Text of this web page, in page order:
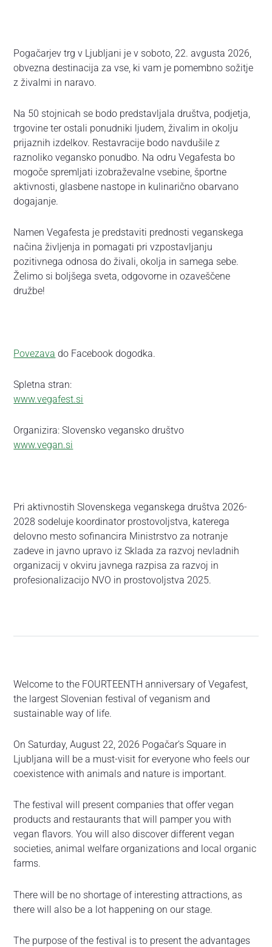
Pogačarjev trg v Ljubljani je v soboto, 22. avgusta 2026,
obvezna destinacija za vse, ki vam je pomembno sožitje
z živalmi in naravo.
Na 50 stojnicah se bodo predstavljala društva, podjetja,
trgovine ter ostali ponudniki ljudem, živalim in okolju
prijaznih izdelkov. Restavracije bodo navdušile z
raznoliko vegansko ponudbo. Na odru Vegafesta bo
mogoče spremljati izobraževalne vsebine, športne
aktivnosti, glasbene nastope in kulinarično obarvano
dogajanje.
Namen Vegafesta je predstaviti prednosti veganskega
načina življenja in pomagati pri vzpostavljanju
pozitivnega odnosa do živali, okolja in samega sebe.
Želimo si boljšega sveta, odgovorne in ozaveščene
družbe!
Povezava do Facebook dogodka.
Spletna stran:
www.vegafest.si
Organizira: Slovensko vegansko društvo
www.vegan.si
Pri aktivnostih Slovenskega veganskega društva 2026-
2028 sodeluje koordinator prostovoljstva, katerega
delovno mesto sofinancira Ministrstvo za notranje
zadeve in javno upravo iz Sklada za razvoj nevladnih
organizacij v okviru javnega razpisa za razvoj in
profesionalizacijo NVO in prostovoljstva 2025.
Welcome to the FOURTEENTH anniversary of Vegafest,
the largest Slovenian festival of veganism and
sustainable way of life.
On Saturday, August 22, 2026 Pogačar’s Square in
Ljubljana will be a must-visit for everyone who feels our
coexistence with animals and nature is important.
The festival will present companies that offer vegan
products and restaurants that will pamper you with
vegan flavors. You will also discover different vegan
societies, animal welfare organizations and local organic
farms.
There will be no shortage of interesting attractions, as
there will also be a lot happening on our stage.
The purpose of the festival is to present the advantages